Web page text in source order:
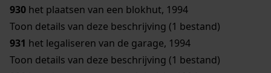
930 het plaatsen van een blokhut, 1994
Toon details van deze beschrijving (1 bestand)
931 het legaliseren van de garage, 1994
Toon details van deze beschrijving (1 bestand)